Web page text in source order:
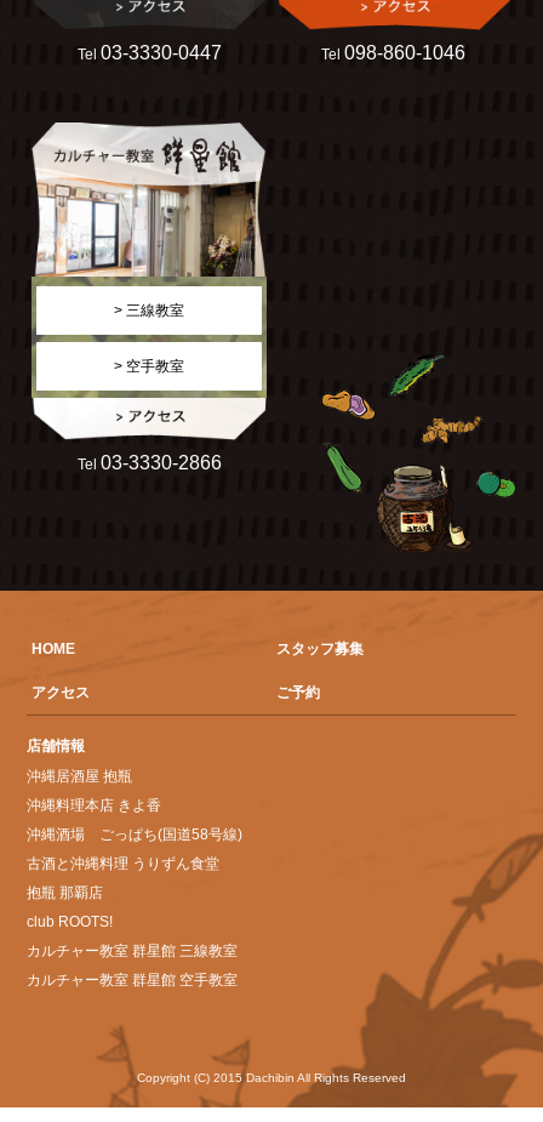
Tel 03-3330-0447
> 三線教室
> 空手教室
Tel 03-3330-2866
Tel098-860-1046
HOME スタッフ募集
アクセス ご予約
店舗情報
沖縄居酒屋 抱瓶
沖縄料理本店 きよ香
沖縄酒場 ごっぱち(国道58号線)
古酒と沖縄料理 うりずん食堂
抱瓶 那覇店
club ROOTS!
カルチャー教室 群星館 三線教室
カルチャー教室 群星館 空手教室
Copyright (C) 2015 Dachibin All Rights Reserved